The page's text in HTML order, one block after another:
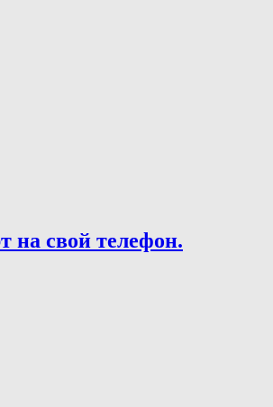
на свой телефон.